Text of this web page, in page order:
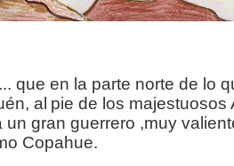
que en la parte norte de lo
al pie de los
un gran guerrero ,muy
Copahue.